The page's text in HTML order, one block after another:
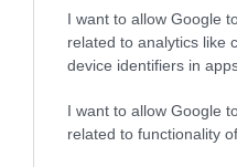
I want to allow Google
related to analytics like
device identifiers in
I want to allow Google
related to functionality
Az egész napunkra
hogyan indul a
elég néhány
2023. FEBRUÁR 23. ● HAMU
5 tárgy,
nap
HAMU ÉS GYÉMÁNT